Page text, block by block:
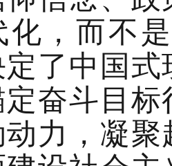
化，而不
定了中国
奋斗目
动力，凝